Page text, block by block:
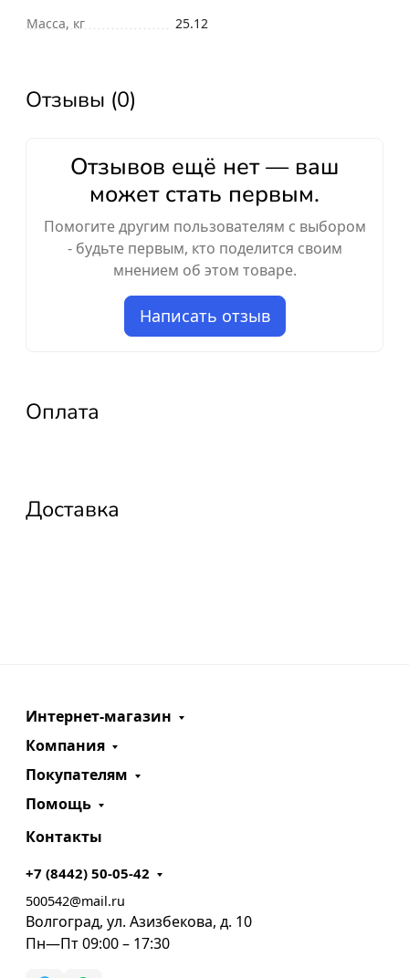
Масса, кг
25.12
Отзывы (0)
Отзывов ещё нет — ваш
может стать первым.
Помогите другим пользователям с выбором
- будьте первым, кто поделится своим
мнением об этом товаре.
Написать отзыв
Оплата
Доставка
Интернет-магазин
Компания
Покупателям
Помощь
Контакты
+7 (8442) 50-05-42
500542@mail.ru
Волгоград, ул. Азизбекова, д. 10
Пн—Пт 09:00 – 17:30